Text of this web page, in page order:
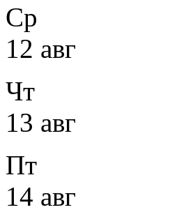
Ср
12 авг
Чт
13 авг
Пт
14 авг